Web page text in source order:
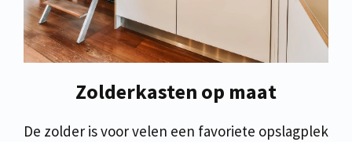
Zolderkasten op maat
De zolder is voor velen een favoriete opslagplek